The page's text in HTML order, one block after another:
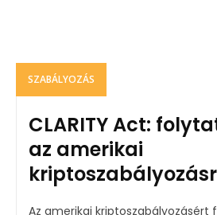
SZABÁLYOZÁS
CLARITY Act:
az amerikai
Az amerikai kriptoszabályozásért